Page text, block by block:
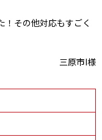
！その他対応もすごく
三原市I様